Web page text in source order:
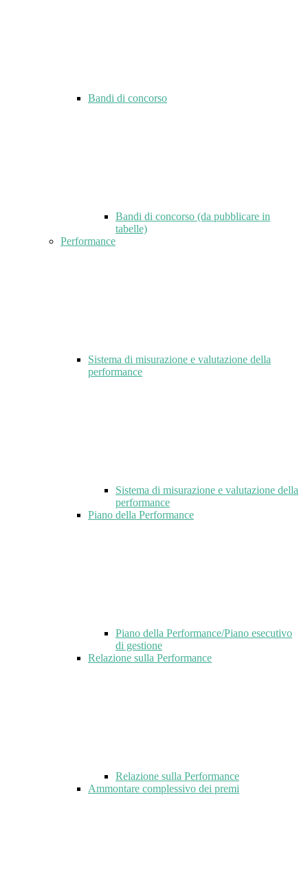
Bandi di concorso
Bandi di concorso (da pubblicare in
tabelle)
Performance
Sistema di misurazione e valutazione della
performance
Sistema di misurazione e valutazione della
performance
Piano della Performance
Piano della Performance/Piano esecutivo
di gestione
Relazione sulla Performance
Relazione sulla Performance
Ammontare complessivo dei premi